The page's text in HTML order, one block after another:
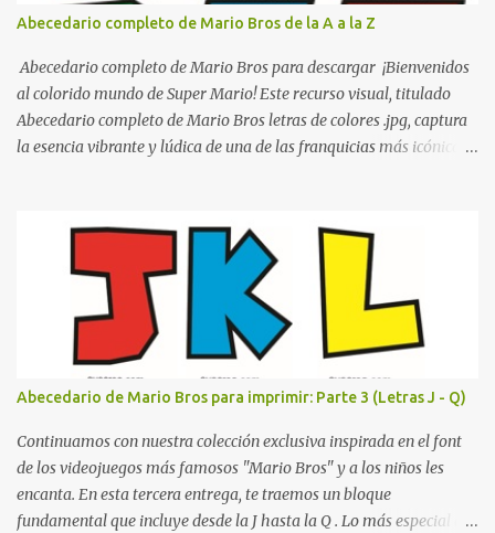
organizada y profesional. ¿Por qué son importantes los letreros
escolares? En una escuela conviven diariamente cientos de
personas. Para quienes visitan la institución por primera vez,
encontrar la biblioteca, la dirección o un aula específica puede
resultar c...
Abecedario completo de Mario Bros de la A a la Z
Abecedario completo de Mario Bros para descargar ¡Bienvenidos
al colorido mundo de Super Mario! Este recurso visual, titulado
Abecedario completo de Mario Bros letras de colores .jpg, captura
la esencia vibrante y lúdica de una de las franquicias más icónicas
tipografía clásica y robusta que los fans han reconocido por
décadas. En esta primera sección, el abecedario nos presenta:
Identidad Visual: Un diseño de bloques con bordes negros gruesos
que resaltan sobre cualquier fondo. Paleta de Colores: Una
secuencia dinámica que alterna entre el rojo de Mario, el verde de
Luigi, y los tonos azul y amarillo clásicos de los elementos del
juego. Contenido Actual: La imagen muestra la organización desde
la letra A hasta la M, estableciendo el estilo geométrico y divertido
que define a toda la colección. Primera parte del juego de letras
in...
Abecedario de Mario Bros para imprimir: Parte 3 (Letras J - Q)
Continuamos con nuestra colección exclusiva inspirada en el font
de los videojuegos más famosos "Mario Bros" y a los niños les
encanta. En esta tercera entrega, te traemos un bloque
fundamental que incluye desde la J hasta la Q . Lo más especial de